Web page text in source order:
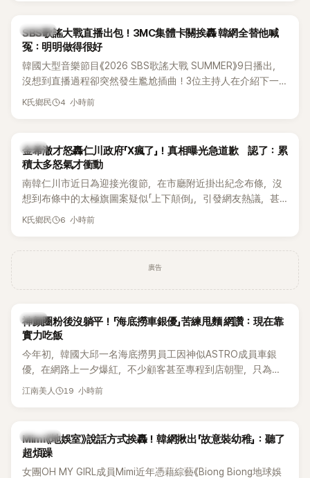
K-POP
SBS歌謠大戰直播出包！3MC集體卡關挨轟 韓網全替他喊
冤：明明做得很好
韓國大型音樂節目《2026 SBS歌謠大戰 SUMMER》9日播出，
沒想到直播過程卻突然發生尷尬插曲！3位主持人在介紹下一
組表演者時突然集體卡關，現場一度陷入停頓，就連製作人員
K氏鄉民 4 小時前
韓星
金希澈才怒轟仁川政府「X瘋了」！真相曝光急道歉 認了：累
積太多怒氣才衝動
南韓仁川市近日為迎接光復節，在市廳附近掛出紀念布條，沒
想到布條中的太極旗圖案疑似「上下顛倒」，引發網友熱議，甚
至連Super Junior成員金希澈都忍不住留言痛批。仁川市最後
K氏鄉民 6 小時前
廣告
生活
神顏圈粉後沒躺平！「海底撈車銀優」苦練甩麵 網讚：現在靠
實力吃飯
今年初，韓國大邱一名海底撈男員工因神似ASTRO成員車銀
優，在網路上一夕爆紅，不少顧客甚至專程到店朝聖，只為一
睹他的真面目。如今事隔數月，他的最新近況再度引發熱議，
江南美人 19 小時前
熱議討論
Mimi《地娛室》說話方式挨轟！韓網揪出「故意裝幼稚」：聽了
超煩躁
女團OH MY GIRL成員Mimi近年憑藉綜藝《Biong Biong地球娛